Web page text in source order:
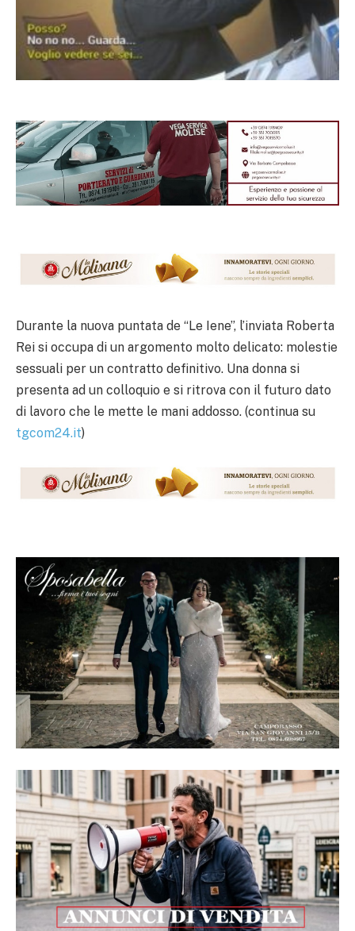
Durante la nuova puntata de “Le Iene”, l’inviata Roberta
Rei si occupa di un argomento molto delicato: molestie
sessuali per un contratto definitivo. Una donna si
presenta ad un colloquio e si ritrova con il futuro dato
di lavoro che le mette le mani addosso. (continua su
tgcom24.it)